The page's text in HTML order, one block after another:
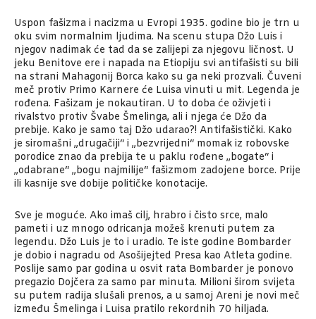
Uspon fašizma i nacizma u Evropi 1935. godine bio je trn u
oku svim normalnim ljudima. Na scenu stupa Džo Luis i
njegov nadimak će tad da se zalijepi za njegovu ličnost. U
jeku Benitove ere i napada na Etiopiju svi antifašisti su bili
na strani Mahagonij Borca kako su ga neki prozvali. Čuveni
meč protiv Primo Karnere će Luisa vinuti u mit. Legenda je
rođena. Fašizam je nokautiran. U to doba će oživjeti i
rivalstvo protiv Švabe Šmelinga, ali i njega će Džo da
prebije. Kako je samo taj Džo udarao?! Antifašistički. Kako
je siromašni „drugačiji“ i „bezvrijedni“ momak iz robovske
porodice znao da prebija te u paklu rođene „bogate“ i
„odabrane“ „bogu najmilije“ fašizmom zadojene borce. Prije
ili kasnije sve dobije političke konotacije.
Sve je moguće. Ako imaš cilj, hrabro i čisto srce, malo
pameti i uz mnogo odricanja možeš krenuti putem za
legendu. Džo Luis je to i uradio. Te iste godine Bombarder
je dobio i nagradu od Asošijejted Presa kao Atleta godine.
Poslije samo par godina u osvit rata Bombarder je ponovo
pregazio Dojčera za samo par minuta. Milioni širom svijeta
su putem radija slušali prenos, a u samoj Areni je novi meč
između Šmelinga i Luisa pratilo rekordnih 70 hiljada.